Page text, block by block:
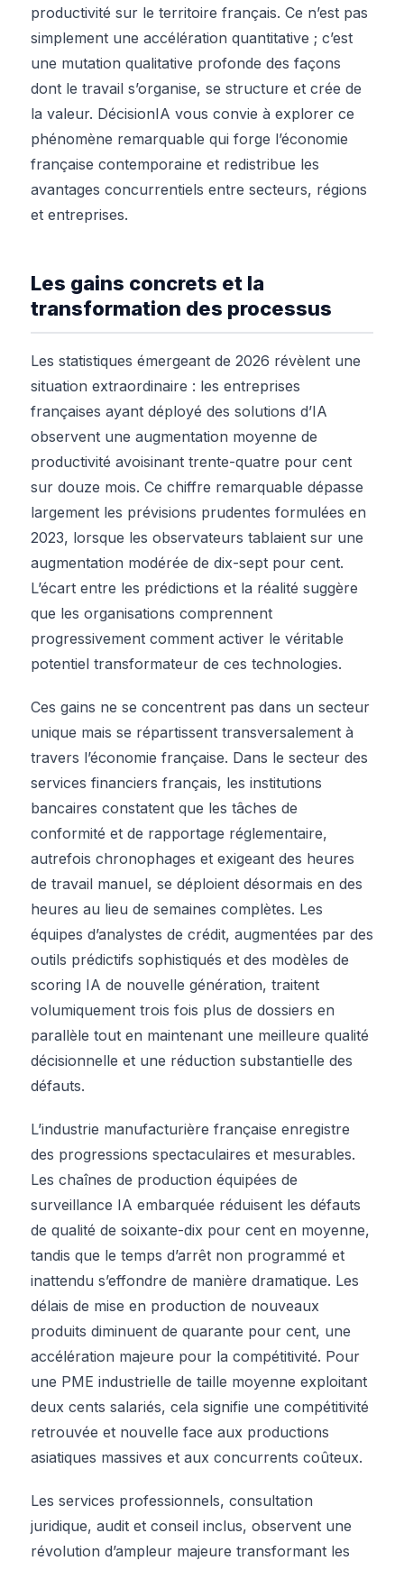
productivité sur le territoire français. Ce n’est pas
simplement une accélération quantitative ; c’est
une mutation qualitative profonde des façons
dont le travail s’organise, se structure et crée de
la valeur. DécisionIA vous convie à explorer ce
phénomène remarquable qui forge l’économie
française contemporaine et redistribue les
avantages concurrentiels entre secteurs, régions
et entreprises.
Les gains concrets et la
transformation des processus
Les statistiques émergeant de 2026 révèlent une
situation extraordinaire : les entreprises
françaises ayant déployé des solutions d’IA
observent une augmentation moyenne de
productivité avoisinant trente-quatre pour cent
sur douze mois. Ce chiffre remarquable dépasse
largement les prévisions prudentes formulées en
2023, lorsque les observateurs tablaient sur une
augmentation modérée de dix-sept pour cent.
L’écart entre les prédictions et la réalité suggère
que les organisations comprennent
progressivement comment activer le véritable
potentiel transformateur de ces technologies.
Ces gains ne se concentrent pas dans un secteur
unique mais se répartissent transversalement à
travers l’économie française. Dans le secteur des
services financiers français, les institutions
bancaires constatent que les tâches de
conformité et de rapportage réglementaire,
autrefois chronophages et exigeant des heures
de travail manuel, se déploient désormais en des
heures au lieu de semaines complètes. Les
équipes d’analystes de crédit, augmentées par des
outils prédictifs sophistiqués et des modèles de
scoring IA de nouvelle génération, traitent
volumiquement trois fois plus de dossiers en
parallèle tout en maintenant une meilleure qualité
décisionnelle et une réduction substantielle des
défauts.
L’industrie manufacturière française enregistre
des progressions spectaculaires et mesurables.
Les chaînes de production équipées de
surveillance IA embarquée réduisent les défauts
de qualité de soixante-dix pour cent en moyenne,
tandis que le temps d’arrêt non programmé et
inattendu s’effondre de manière dramatique. Les
délais de mise en production de nouveaux
produits diminuent de quarante pour cent, une
accélération majeure pour la compétitivité. Pour
une PME industrielle de taille moyenne exploitant
deux cents salariés, cela signifie une compétitivité
retrouvée et nouvelle face aux productions
asiatiques massives et aux concurrents coûteux.
Les services professionnels, consultation
juridique, audit et conseil inclus, observent une
révolution d’ampleur majeure transformant les